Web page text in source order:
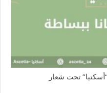
تحت شعار